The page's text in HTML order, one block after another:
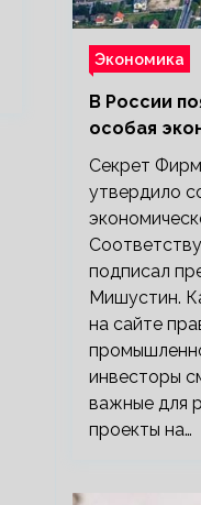
Экономика
В России
особая
Секрет
утвердило
подписал
Мишустин.
на сайте
инвесторы
важные для
проекты на…